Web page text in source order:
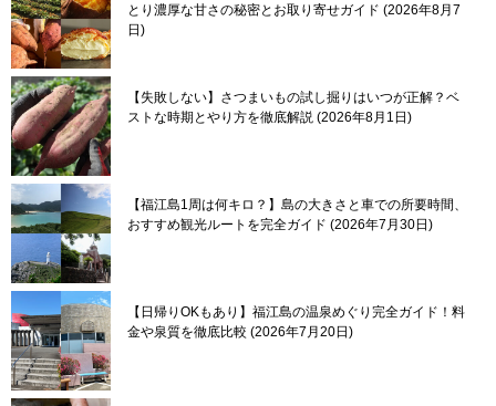
とり濃厚な甘さの秘密とお取り寄せガイド 2026年8月7
日
【失敗しない】さつまいもの試し掘りはいつが正解？ベ
ストな時期とやり方を徹底解説 2026年8月1日
【福江島1周は何キロ？】島の大きさと車での所要時間、
おすすめ観光ルートを完全ガイド 2026年7月30日
【日帰りOKもあり】福江島の温泉めぐり完全ガイド！料
金や泉質を徹底比較 2026年7月20日